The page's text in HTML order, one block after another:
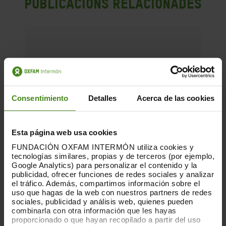
Consentimiento Detalles Acerca de las cookies
Esta página web usa cookies
FUNDACIÓN OXFAM INTERMÓN utiliza cookies y
tecnologías similares, propias y de terceros (por ejemplo,
Google Analytics) para personalizar el contenido y la
publicidad, ofrecer funciones de redes sociales y analizar
el tráfico. Además, compartimos información sobre el
uso que hagas de la web con nuestros partners de redes
sociales, publicidad y análisis web, quienes pueden
combinarla con otra información que les hayas
proporcionado o que hayan recopilado a partir del uso
Publicacions Relacionades